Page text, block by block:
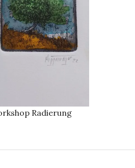
Radierung